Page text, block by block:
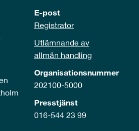
E-post
Registrator
Utlämnande av
allmän handling
Organisationsnummer
202100-5000
Presstjänst
016-544 23 99